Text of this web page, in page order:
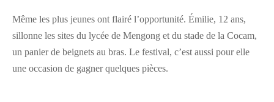
Même les plus jeunes ont flairé l’opportunité. Émilie, 12 ans,
sillonne les sites du lycée de Mengong et du stade de la Cocam,
un panier de beignets au bras. Le festival, c’est aussi pour elle
une occasion de gagner quelques pièces.